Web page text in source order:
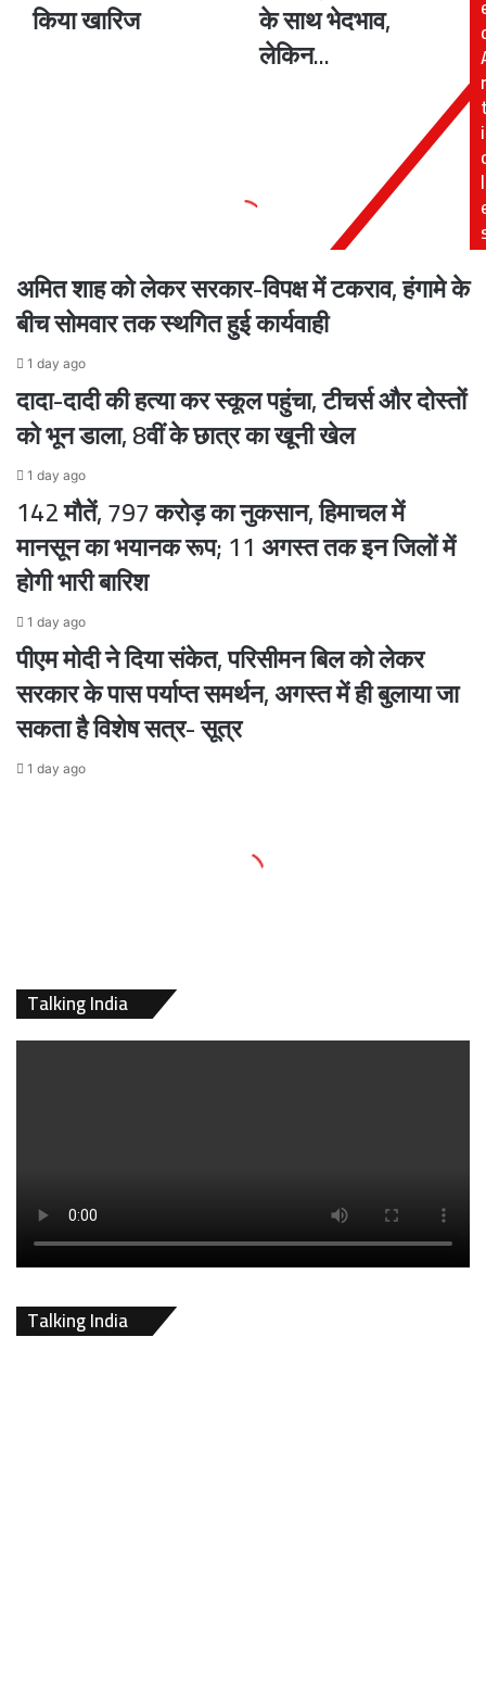
प्रतिशत
बढ़ा,
किया खारिज
कोर्ट
शरिया
भेदभाव,
लेकिन...
के साथ भेदभाव,
लेकिन...
r
i
l
अमित शाह को लेकर सरकार-विपक्ष में टकराव, हंगामे के
बीच सोमवार तक स्थगित हुई कार्यवाही
1 day ago
दादा-दादी की हत्या कर स्कूल पहुंचा, टीचर्स और दोस्तों
को भून डाला, 8वीं के छात्र का खूनी खेल
1 day ago
142 मौतें, 797 करोड़ का नुकसान, हिमाचल में
मानसून का भयानक रूप; 11 अगस्त तक इन जिलों में
होगी भारी बारिश
1 day ago
पीएम मोदी ने दिया संकेत, परिसीमन बिल को लेकर
सरकार के पास पर्याप्त समर्थन, अगस्त में ही बुलाया जा
सकता है विशेष सत्र- सूत्र
1 day ago
Talking India
Talking India